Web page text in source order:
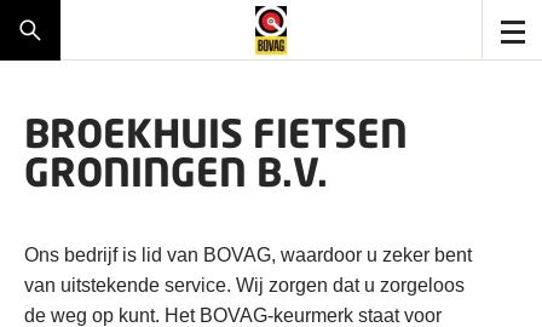
BROEKHUIS FIETSEN
GRONINGEN B.V.
Ons bedrijf is lid van BOVAG, waardoor u zeker bent
van uitstekende service. Wij zorgen dat u zorgeloos
de weg op kunt. Het BOVAG-keurmerk staat voor